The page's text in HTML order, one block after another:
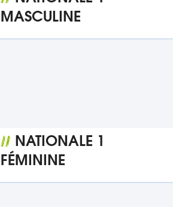
MASCULINE
// NATIONALE 1
FÉMININE